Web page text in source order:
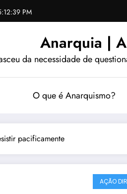
PM
Anarquia |
da necessidade de
O que é Anarquismo?
pacificamente
AÇÃO